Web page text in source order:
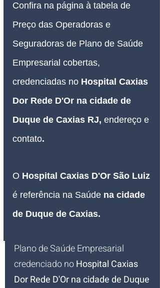
Confira na página à tabela de
Preço das Operadoras e
Seguradoras de Plano de Saúde
Empresarial cobertas,
credenciadas no Hospital Caxias
Dor Rede D'Or na cidade de
Duque de Caxias RJ, endereço e
contato.
O Hospital Caxias D'Or São Luiz
é referência na Saúde na cidade
de Duque de Caxias.
Plano de Saúde Empresarial
credenciado no Hospital Caxias
Dor Rede D'Or na cidade de Duque